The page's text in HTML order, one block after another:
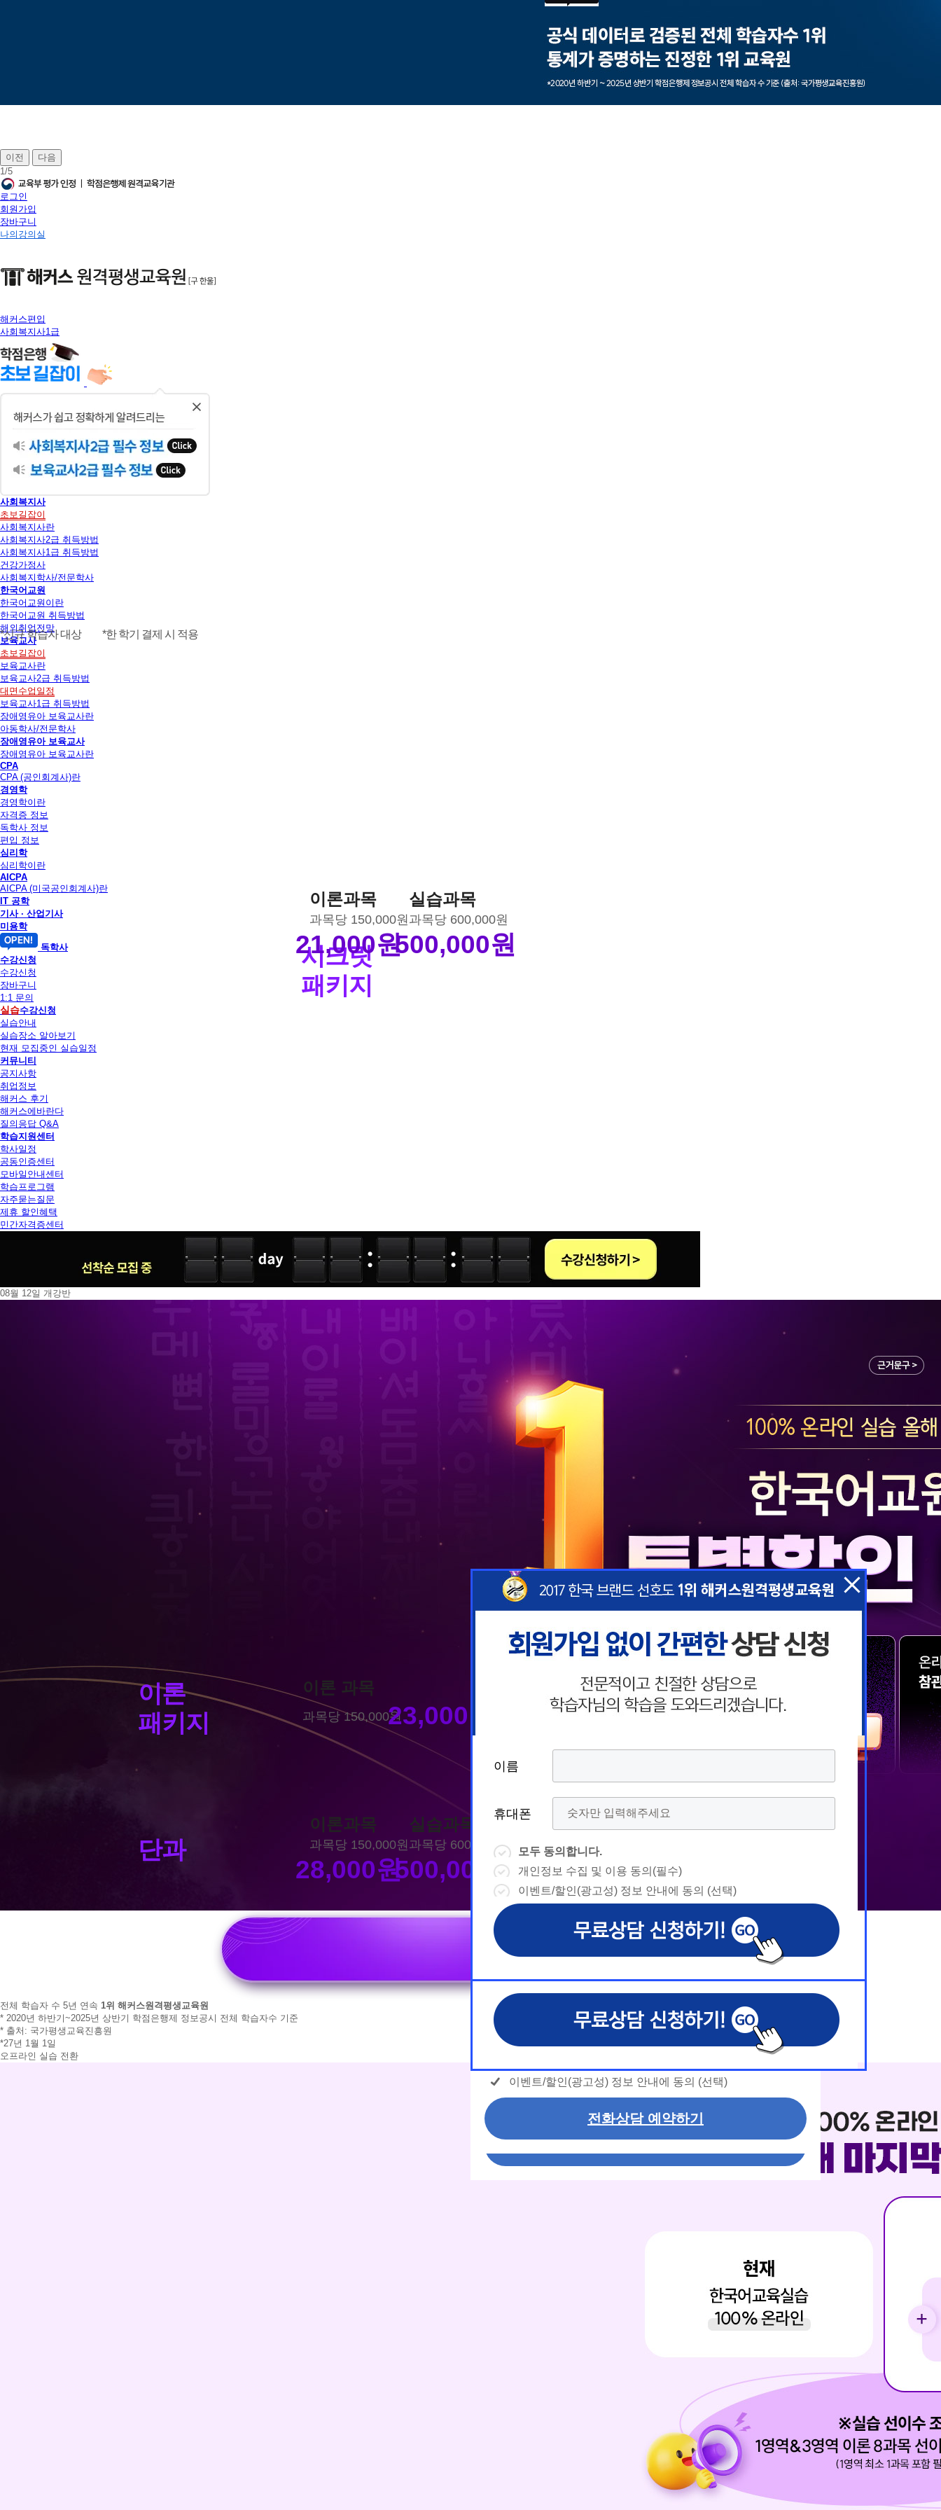
이전
다음
1/5
로그인
회원가입
장바구니
나의강의실
해커스편입
사회복지사1급
사회복지사
초보길잡이
사회복지사란
사회복지사2급 취득방법
사회복지사1급 취득방법
건강가정사
사회복지학사/전문학사
한국어교원
한국어교원이란
한국어교원 취득방법
해외취업전망
보육교사
초보길잡이
보육교사란
보육교사2급 취득방법
대면수업일정
보육교사1급 취득방법
장애영유아 보육교사란
아동학사/전문학사
장애영유아 보육교사
장애영유아 보육교사란
CPA
CPA (공인회계사)란
경영학
경영학이란
자격증 정보
독학사 정보
편입 정보
심리학
심리학이란
AICPA
AICPA (미국공인회계사)란
IT 공학
기사 · 산업기사
미용학
독학사
수강신청
수강신청
장바구니
1:1 문의
실습수강신청
실습안내
실습장소 알아보기
현재 모집중인 실습일정
커뮤니티
공지사항
취업정보
해커스 후기
해커스에바란다
질의응답 Q&A
학습지원센터
학사일정
공동인증센터
모바일안내센터
학습프로그램
자주묻는질문
제휴 할인혜택
민간자격증센터
08월 12일 개강반
전체 학습자 수 5년 연속 1위 해커스원격평생교육원
받고 취득 >
* 2020년 하반기~2025년 상반기 학점은행제 정보공시 전체 학습자수 기준
* 출처: 국가평생교육진흥원
*27년 1월 1일
오프라인 실습 전환
*신규 학습자 대상 *한 학기 결제 시 적용
시크릿
패키지
이론과목
과목당 150,000원
21,000원
실습과목
과목당 600,000원
500,000원
이론
패키지
이론 과목
과목당 150,000원23,000
단과
이론과목
과목당 150,000원
28,000원
실습과목
과목당 600,000원
500,000 원
폰
상담예약시간
* 날짜입력 키보드 사용법
- page up/down 키 = 다음달/이전달
- ctrl+ 방향키 좌,우, 위, 아래 = 날짜선택
- ctrl+ 방향키 좌,우, 위, 아래 = 날짜선택
날
택
예
약
시
간
상담내용(필수)
수강신청 문의
교육원 이용문의
상담 희망내용 (선택)
개인정보 수집/이용 동의
개인정보 수집 및 이용 동의(필수)
폰
상담예약시간
* 날짜입력 키보드 사용법
- page up/down 키 = 다음달/이전달
- ctrl+ 방향키 좌,우, 위, 아래 = 날짜선택
- page up/down 키 = 다음달/이전달
- ctrl+ 방향키 좌,우, 위, 아래 = 날짜선택
날
택
예
수강신청 문의 교육원 이용문의
모두 동의합니다.
이벤트/할인(광고성) 정보 안내에 동의 (선택)
전화상담 예약하기
이름
휴대폰
모두 동의합니다.
개인정보 수집 및 이용 동의(필수)
이벤트/할인(광고성) 정보 안내에 동의 (선택)
◆ 개인정보 수집 · 이용 동의
1. 개인정보 수집·이용 목적
1) 무료상담 진행 및 문의 사항 응대, 동일·후속 문의에 대한 상담 서비스
제공, 상담 이력 관리 및 상담 관련 분쟁·민원 처리
2) 광고성 정보 수신에 별도 동의한 자에 한하여 해커스 원
격평생교육원을 비롯한 해커스 교육그룹의 새로운 서비스
신상품이나 이벤트, 최신 정보 안내 등 신청자의 취향에 맞
는 최적의 서비스를 제공하기 위함.
(해커스교육그룹: 해커스인강, 해커스프랩, 해커스톡, 해커스중국어, 해
커스일본어, 해커스잡, 해커스금융, 해커스임용, 해커스공무원, 해커스경
찰, 해커스소방, 해커스공인중개사, 해커스주택관리사, 해커스편입 등)
(선택) 제출된 상담 문의 내용, 전화상담 과정에서 이용자가 상담을 위해
3. 개인정보 보유/이용 기간: 법령상 정하는 경우를 제외하
이름
휴대폰
모두 동의합니다.
개인정보 수집 및 이용 동의(필수)
이벤트/할인(광고성) 정보 안내에 동의 (선택)
◆ 개인정보 수집 · 이용 동의
1. 개인정보 수집·이용 목적
1) 무료상담 진행 및 문의 사항 응대, 동일·후속 문의에 대한 상담 서비스
제공, 상담 이력 관리 및 상담 관련 분쟁·민원 처리
2) 광고성 정보 수신에 별도 동의한 자에 한하여 해커스 원
격평생교육원을 비롯한 해커스 교육그룹의 새로운 서비스
신상품이나 이벤트, 최신 정보 안내 등 신청자의 취향에 맞
는 최적의 서비스를 제공하기 위함.
(해커스교육그룹: 해커스인강, 해커스프랩, 해커스톡, 해커스중국어, 해
커스일본어, 해커스잡, 해커스금융, 해커스임용, 해커스공무원, 해커스경
찰, 해커스소방, 해커스공인중개사, 해커스주택관리사, 해커스편입 등)
(선택) 제출된 상담 문의 내용, 전화상담 과정에서 이용자가 상담을 위해
3. 개인정보 보유/이용 기간: 법령상 정하는 경우를 제외하
이름
휴대폰
모두 동의합니다.
개인정보 수집 및 이용 동의(필수)
이벤트/할인(광고성) 정보 안내에 동의 (선택)
◆ 개인정보 수집 · 이용 동의
1. 개인정보 수집·이용 목적
1) 무료상담 진행 및 문의 사항 응대, 동일·후속 문의에 대한 상담 서비스
제공, 상담 이력 관리 및 상담 관련 분쟁·민원 처리
2) 광고성 정보 수신에 별도 동의한 자에 한하여 해커스 원
격평생교육원을 비롯한 해커스 교육그룹의 새로운 서비스
신상품이나 이벤트, 최신 정보 안내 등 신청자의 취향에 맞
는 최적의 서비스를 제공하기 위함.
(해커스교육그룹: 해커스인강, 해커스프랩, 해커스톡, 해커스중국어, 해
커스일본어, 해커스잡, 해커스금융, 해커스임용, 해커스공무원, 해커스경
찰, 해커스소방, 해커스공인중개사, 해커스주택관리사, 해커스편입 등)
(선택) 제출된 상담 문의 내용, 전화상담 과정에서 이용자가 상담을 위해
3. 개인정보 보유/이용 기간: 법령상 정하는 경우를 제외하
이름
휴대폰
모두 동의합니다.
개인정보 수집 및 이용 동의(필수)
이벤트/할인(광고성) 정보 안내에 동의 (선택)